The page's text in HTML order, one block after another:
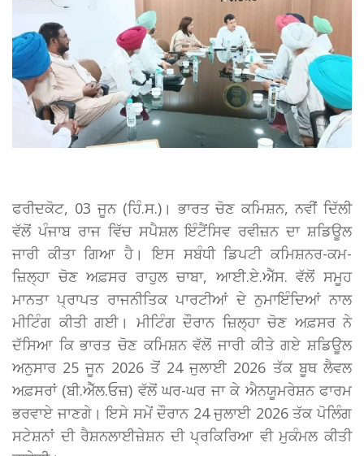
ਫਰੀਦਕੋਟ, 03 ਜੂਨ (ਹਿੰ.ਸ.)। ਭਾਰਤ ਚੋਣ ਕਮਿਸ਼ਨ, ਨਵੀਂ ਦਿੱਲੀ
ਵੱਲੋਂ ਪੰਜਾਬ ਰਾਜ ਵਿੱਚ ਸਪੈਸ਼ਲ ਇੰਟੈਂਸਿਵ ਰਵੀਜ਼ਨ ਦਾ ਸ਼ਡਿਊਲ
ਜਾਰੀ ਕੀਤਾ ਗਿਆ ਹੈ। ਇਸ ਸਬੰਧੀ ਡਿਪਟੀ ਕਮਿਸ਼ਨਰ-ਕਮ-
ਜ਼ਿਲ੍ਹਾ ਚੋਣ ਅਫ਼ਸਰ ਰਾਹੁਲ ਚਾਬਾ, ਆਈ.ਏ.ਐੱਸ. ਵੱਲੋਂ ਸਮੂਹ
ਮਾਨਤਾ ਪ੍ਰਾਪਤ ਰਾਜਨੀਤਿਕ ਪਾਰਟੀਆਂ ਦੇ ਨੁਮਾਇੰਦਿਆਂ ਨਾਲ
ਮੀਟਿੰਗ ਕੀਤੀ ਗਈ। ਮੀਟਿੰਗ ਦੌਰਾਨ ਜ਼ਿਲ੍ਹਾ ਚੋਣ ਅਫ਼ਸਰ ਨੇ
ਦੱਸਿਆ ਕਿ ਭਾਰਤ ਚੋਣ ਕਮਿਸ਼ਨ ਵੱਲੋਂ ਜਾਰੀ ਕੀਤੇ ਗਏ ਸ਼ਡਿਊਲ
ਅਨੁਸਾਰ 25 ਜੂਨ 2026 ਤੋਂ 24 ਜੁਲਾਈ 2026 ਤੱਕ ਬੂਥ ਲੈਵਲ
ਅਫ਼ਸਰਾਂ (ਬੀ.ਐੱਲ.ਓਜ਼) ਵੱਲੋਂ ਘਰ-ਘਰ ਜਾ ਕੇ ਐਨਯੂਮਰੇਸ਼ਨ ਫਾਰਮ
ਭਰਵਾਏ ਜਾਣਗੇ। ਇਸੇ ਸਮੇਂ ਦੌਰਾਨ 24 ਜੁਲਾਈ 2026 ਤੱਕ ਪੋਲਿੰਗ
ਸਟੇਸ਼ਨਾਂ ਦੀ ਰੈਸ਼ਨਲਾਈਜ਼ੇਸ਼ਨ ਦੀ ਪ੍ਰਕਿਰਿਆ ਵੀ ਮੁਕੰਮਲ ਕੀਤੀ